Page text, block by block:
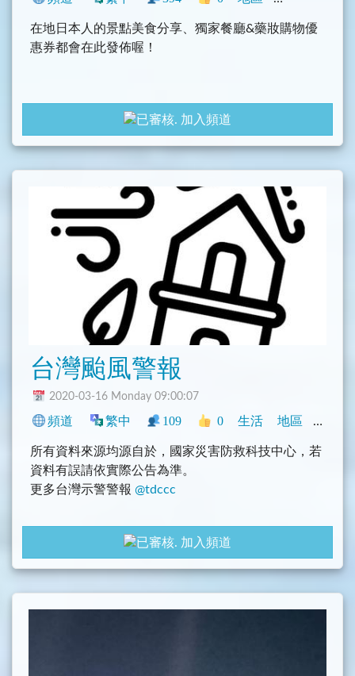
在地日本人的景點美食分享、獨家餐廳&藥妝購物優
惠券都會在此發佈喔！
加入頻道
台灣颱風警報
2020-03-16 Monday 09:00:07
頻道 繁中 109 0 生活 地區 中文圈
所有資料來源均源自於，國家災害防救科技中心，若
資料有誤請依實際公告為準。
更多台灣示警警報 @tdccc
gayhub: https://github.com/tasi788/TaiwanAlertBot
================
Icons made by freepik
加入頻道